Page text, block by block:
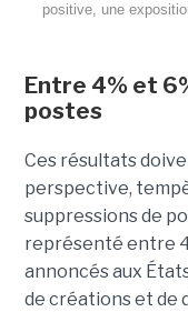
positive, une
Entre 4% et
postes
Ces résultats
perspective,
suppressions de
représenté entre
annoncés aux
de créations et de